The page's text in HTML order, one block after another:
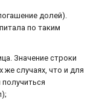
долей).
по таким
Значение строки
случаях, что и для